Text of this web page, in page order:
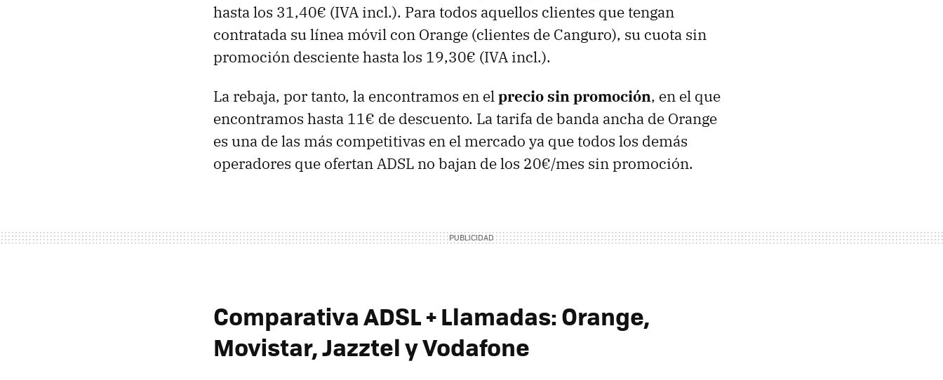
hasta los 31,40€ (IVA incl.). Para todos aquellos clientes que tengan
contratada su línea móvil con Orange (clientes de Canguro), su cuota sin
promoción desciente hasta los 19,30€ (IVA incl.).
La rebaja, por tanto, la encontramos en elprecio sin promoción, en el que
encontramos hasta 11€ de descuento. La tarifa de banda ancha de Orange
es una de las más competitivas en el mercado ya que todos los demás
operadores que ofertan ADSL no bajan de los 20€/mes sin promoción.
Comparativa ADSL + Llamadas: Orange,
Movistar, Jazztel y Vodafone